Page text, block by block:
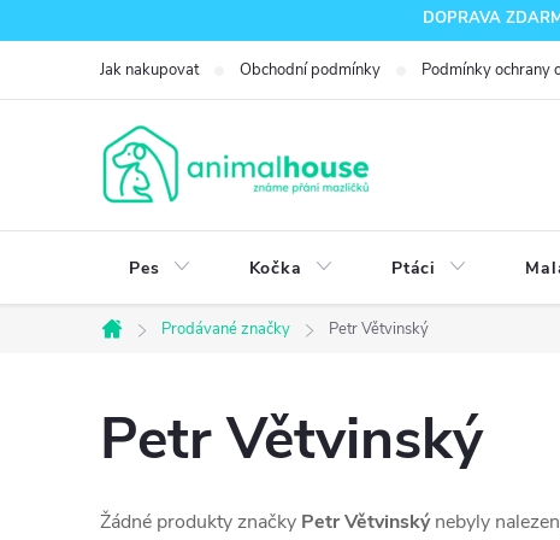
na
DOPRAVA
Jak nakupovat Obchodní podmínky Podmínky ochrany
Pes Kočka Ptáci
Domů
Prodávané značky Petr Větvinský
Petr Větvinský
Žádné produkty značky Petr Větvinskýnebyly